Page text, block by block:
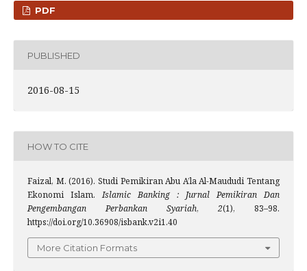
PDF
PUBLISHED
2016-08-15
HOW TO CITE
Faizal, M. (2016). Studi Pemikiran Abu A’la Al-Maududi Tentang
Ekonomi Islam.Islamic Banking : Jurnal Pemikiran Dan
Pengembangan Perbankan Syariah, 2(1), 83–98.
https://doi.org/10.36908/isbank.v2i1.40
More Citation Formats